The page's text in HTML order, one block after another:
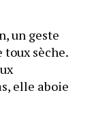
un geste
elle aboie